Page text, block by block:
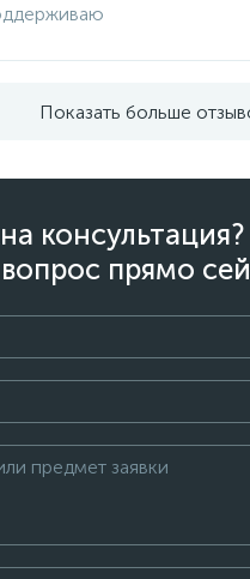
Показать больше
вопрос прямо